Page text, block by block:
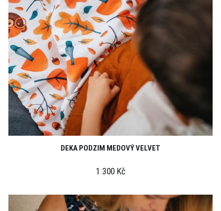
DEKA PODZIM MEDOVÝ VELVET
1 300 Kč